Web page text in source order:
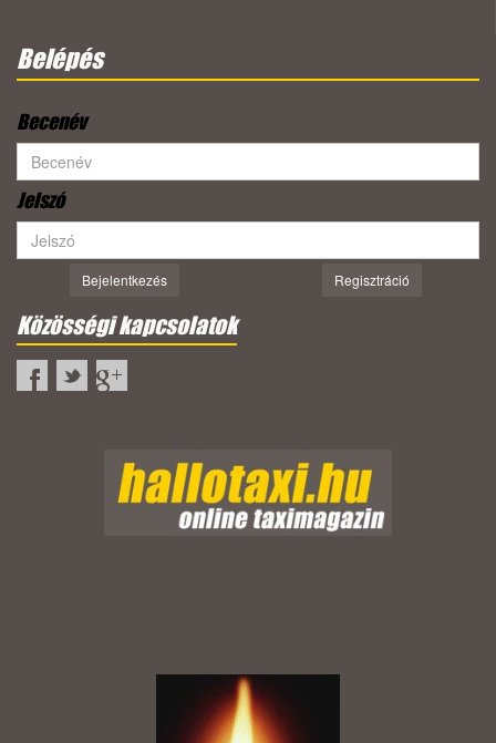
Belépés
Becenév
Jelszó
Bejelentkezés Regisztráció
Közösségi kapcsolatok